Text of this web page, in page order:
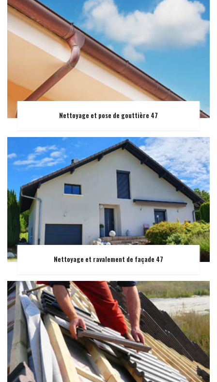
Nettoyage et pose de gouttière 47
Nettoyage et ravalement de façade 47